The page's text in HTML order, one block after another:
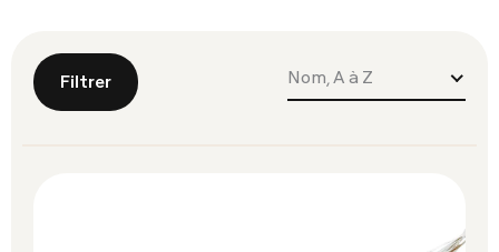
Filtrer Nom, A à Z